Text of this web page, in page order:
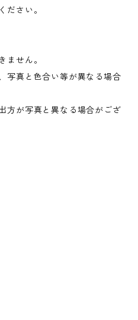
ださい。
ません。
写真と色合い等が異なる場合
方が写真と異なる場合がござ